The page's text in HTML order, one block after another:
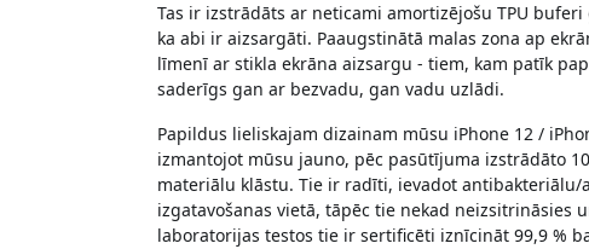
Tas ir izstrādāts ar neticami amortizējošu TPU
ka abi ir aizsargāti. Paaugstinātā malas zona ap
līmenī ar stikla ekrāna aizsargu - tiem, kam patīk
saderīgs gan ar bezvadu, gan vadu uzlādi.
Papildus lieliskajam dizainam mūsu iPhone 12 /
izmantojot mūsu jauno, pēc pasūtījuma izstrādāto
materiālu klāstu. Tie ir radīti, ievadot
izgatavošanas vietā, tāpēc tie nekad neizsitrināsies
laboratorijas testos tie ir sertificēti iznīcināt 99,9 %